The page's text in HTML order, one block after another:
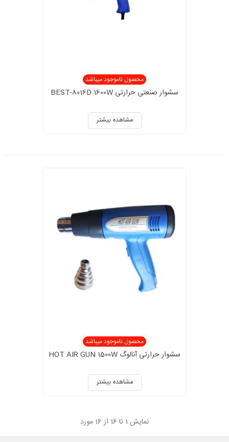
محصول ناموجود میباشد
سشوار صنعتی حرارتی BEST-8016D 1600W
مشاهده بیشتر
محصول ناموجود میباشد
سشوار حرارتی آنالوگ HOT AIR GUN 1500W
مشاهده بیشتر
نمایش 1 تا 16 از 16 مورد